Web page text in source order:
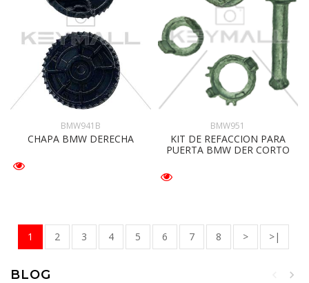
BMW941B
CHAPA BMW DERECHA
BMW951
KIT DE REFACCION PARA
PUERTA BMW DER CORTO
1 2 3 4 5 6 7 8 > >|
BLOG